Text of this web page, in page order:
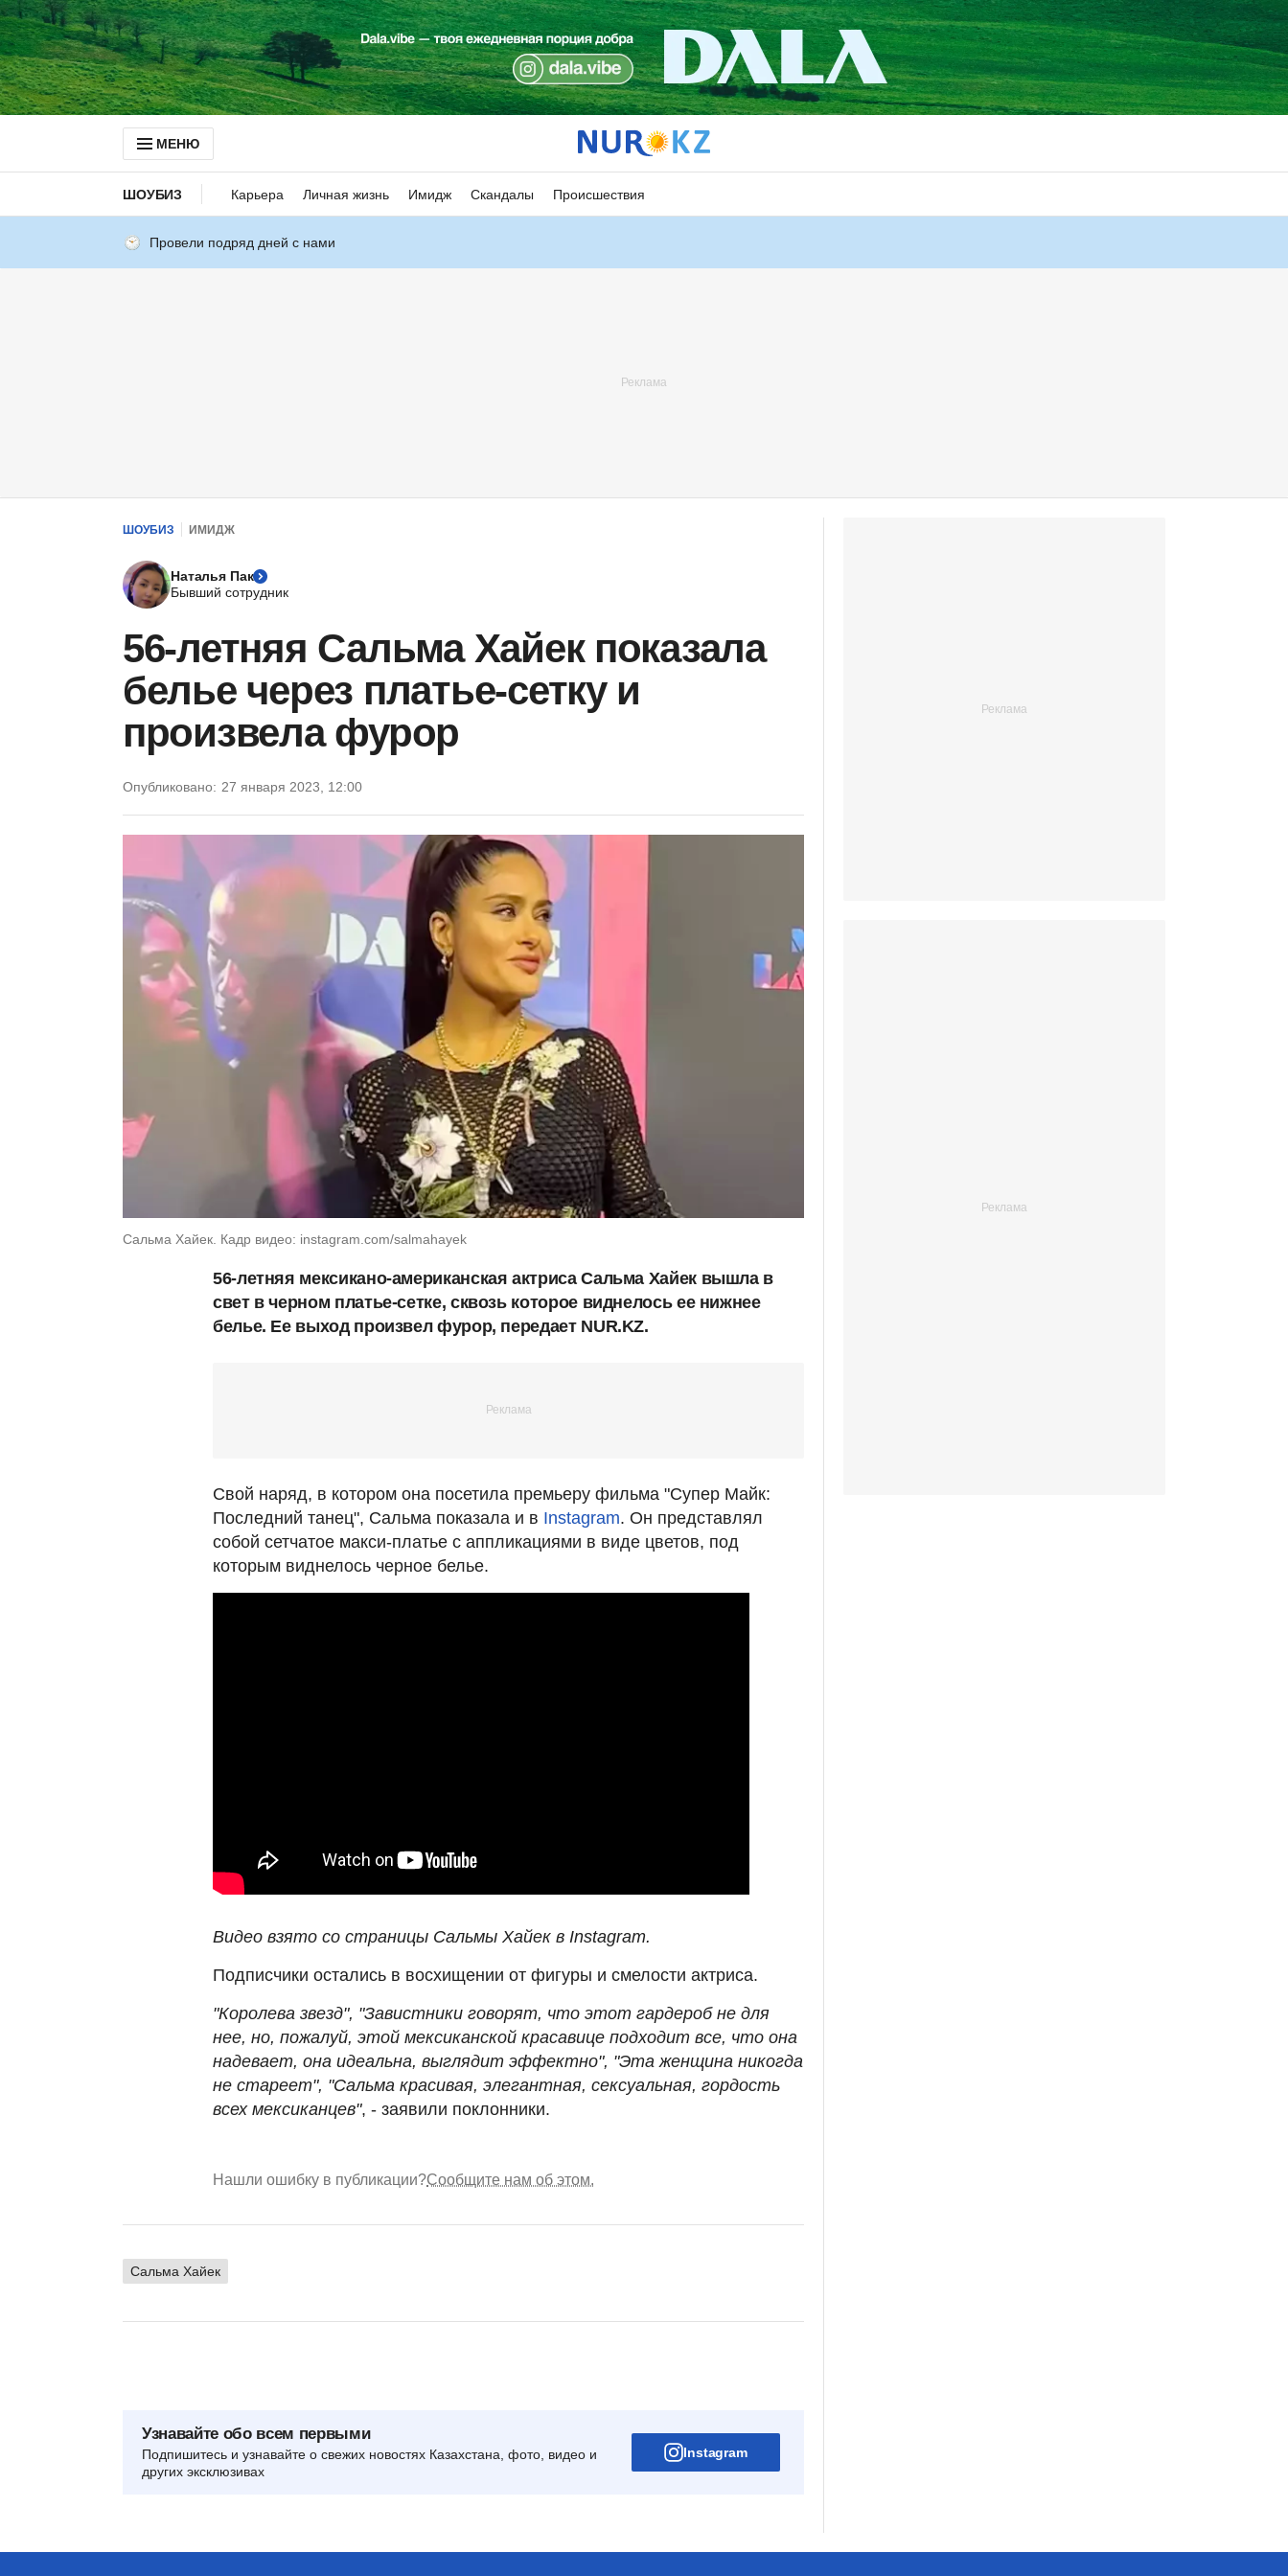
МЕНЮ
ШОУБИЗ Карьера Личная жизнь Имидж Скандалы Происшествия
Провели подряд дней с нами
ШОУБИЗ ИМИДЖ
Наталья Пак
Бывший сотрудник
56-летняя Сальма Хайек показала
белье через платье-сетку и
произвела фурор
Опубликовано: 27 января 2023, 12:00
Сальма Хайек. Кадр видео: instagram.com/salmahayek
56-летняя мексикано-американская актриса Сальма Хайек вышла в
свет в черном платье-сетке, сквозь которое виднелось ее нижнее
белье. Ее выход произвел фурор, передает NUR.KZ.
Свой наряд, в котором она посетила премьеру фильма "Супер Майк:
Последний танец", Сальма показала и в Instagram. Он представлял
собой сетчатое макси-платье с аппликациями в виде цветов, под
которым виднелось черное белье.
Видео взято со страницы Сальмы Хайек в Instagram.
Подписчики остались в восхищении от фигуры и смелости актриса.
"Королева звезд", "Завистники говорят, что этот гардероб не для
нее, но, пожалуй, этой мексиканской красавице подходит все, что она
надевает, она идеальна, выглядит эффектно", "Эта женщина никогда
не стареет", "Сальма красивая, элегантная, сексуальная, гордость
всех мексиканцев", - заявили поклонники.
Нашли ошибку в публикации?Сообщите нам об этом.
Сальма Хайек
Узнавайте обо всем первыми
Подпишитесь и узнавайте о свежих новостях Казахстана, фото, видео и
других эксклюзивах
Instagram